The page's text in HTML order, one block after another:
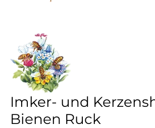
Imker- und
Bienen Ruck